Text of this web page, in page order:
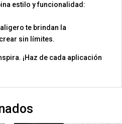
estilo y funcionalidad:
te brindan la
sin límites.
¡Haz de cada aplicación